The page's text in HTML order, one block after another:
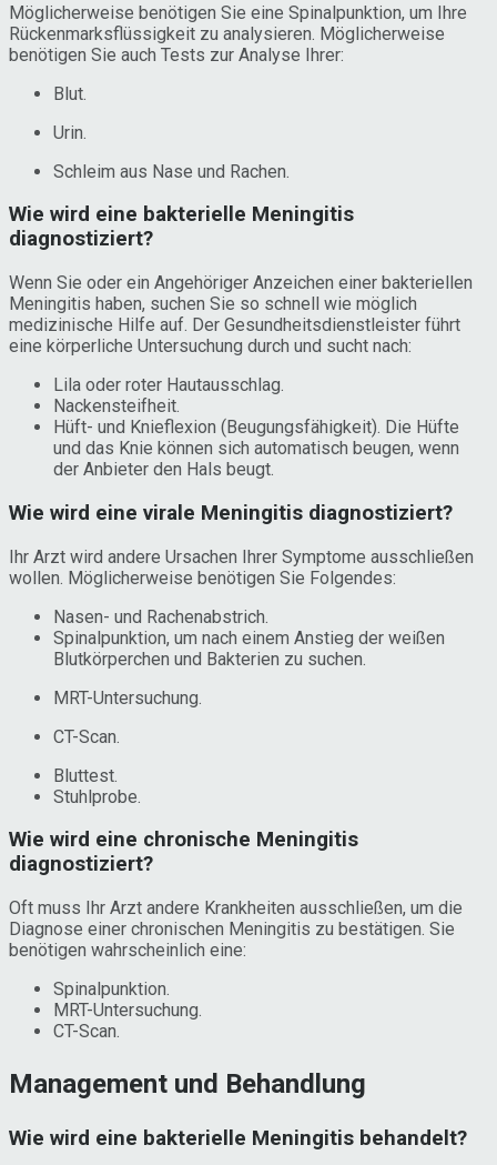
Möglicherweise benötigen Sie eine Spinalpunktion, um Ihre
Rückenmarksflüssigkeit zu analysieren. Möglicherweise
benötigen Sie auch Tests zur Analyse Ihrer:
Blut.
Urin.
Schleim aus Nase und Rachen.
Wie wird eine bakterielle Meningitis
diagnostiziert?
Wenn Sie oder ein Angehöriger Anzeichen einer bakteriellen
Meningitis haben, suchen Sie so schnell wie möglich
medizinische Hilfe auf. Der Gesundheitsdienstleister führt
eine körperliche Untersuchung durch und sucht nach:
Lila oder roter Hautausschlag.
Nackensteifheit.
Hüft- und Knieflexion (Beugungsfähigkeit). Die Hüfte
und das Knie können sich automatisch beugen, wenn
der Anbieter den Hals beugt.
Wie wird eine virale Meningitis diagnostiziert?
Ihr Arzt wird andere Ursachen Ihrer Symptome ausschließen
wollen. Möglicherweise benötigen Sie Folgendes:
Nasen- und Rachenabstrich.
Spinalpunktion, um nach einem Anstieg der weißen
Blutkörperchen und Bakterien zu suchen.
MRT-Untersuchung.
CT-Scan.
Bluttest.
Stuhlprobe.
Wie wird eine chronische Meningitis
diagnostiziert?
Oft muss Ihr Arzt andere Krankheiten ausschließen, um die
Diagnose einer chronischen Meningitis zu bestätigen. Sie
benötigen wahrscheinlich eine:
Spinalpunktion.
MRT-Untersuchung.
CT-Scan.
Management und Behandlung
Wie wird eine bakterielle Meningitis behandelt?